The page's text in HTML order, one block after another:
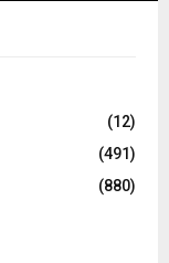
(12)
(491)
(880)